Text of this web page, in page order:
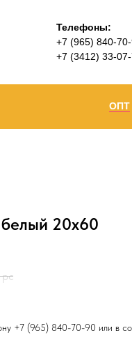
Телефоны:
+7 (965) 840-
+7 (3412) 33-
ОПТ
20х60
pc
+7 (965) 840-70-90 или в